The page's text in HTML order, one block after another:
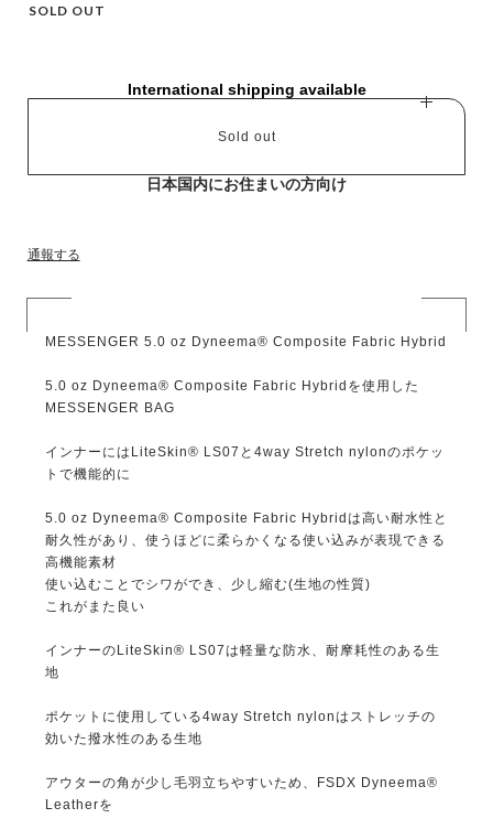
SOLD OUT
International shipping available
Sold out
日本国内にお住まいの方向け
通報する
MESSENGER 5.0 oz Dyneema® Composite Fabric Hybrid
5.0 oz Dyneema® Composite Fabric Hybridを使用した
MESSENGER BAG
インナーにはLiteSkin® LS07と4way Stretch nylonのポケッ
トで機能的に
5.0 oz Dyneema® Composite Fabric Hybridは高い耐水性と
耐久性があり、使うほどに柔らかくなる使い込みが表現できる
高機能素材
使い込むことでシワができ、少し縮む(生地の性質)
これがまた良い
インナーのLiteSkin® LS07は軽量な防水、耐摩耗性のある生
地
ポケットに使用している4way Stretch nylonはストレッチの
効いた撥水性のある生地
アウターの角が少し毛羽立ちやすいため、FSDX Dyneema®︎
Leatherを